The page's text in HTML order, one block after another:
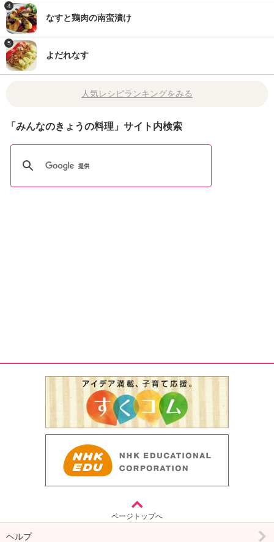
4
なすと鶏肉の南蛮漬け
5
よだれなす
人気レシピランキングをみる
「みんなのきょうの料理」サイト内検索
ページトップへ
ヘルプ